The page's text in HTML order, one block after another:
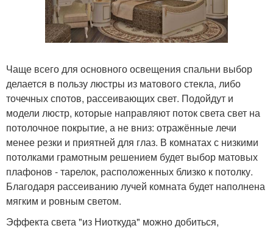
Чаще всего для основного освещения спальни выбор
делается в пользу люстры из матового стекла, либо
точечных спотов, рассеивающих свет. Подойдут и
модели люстр, которые направляют поток света свет на
потолочное покрытие, а не вниз: отражённые лечи
менее резки и приятней для глаз. В комнатах с низкими
потолками грамотным решением будет выбор матовых
плафонов - тарелок, расположенных близко к потолку.
Благодаря рассеиванию лучей комната будет наполнена
мягким и ровным светом.
Эффекта света "из Ниоткуда" можно добиться,